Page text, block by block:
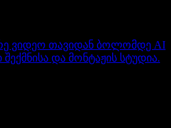
ვიდეო თავიდან ბოლომდე AI
და მონტაჟის სტუდია.